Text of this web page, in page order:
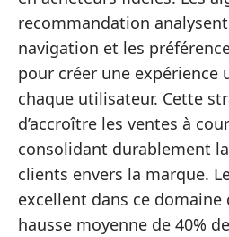
recommandation
navigation et les
pour créer une expérience
chaque utilisateur. Cette
d’accroître les ventes à
consolidant durablement
clients envers la marque.
excellent dans ce
hausse moyenne de 40%